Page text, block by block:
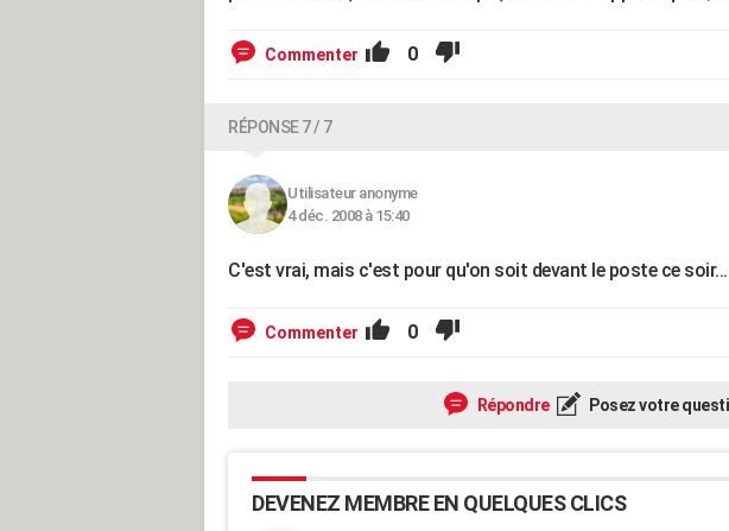
Commenter 0
RÉPONSE 7 / 7
Utilisateur anonyme
4 déc. 2008 à 15:40
C'est vrai, mais c'est pour qu'on soit devant le poste ce soir...
Commenter 0
Répondre Posez votre
DEVENEZ MEMBRE EN QUELQUES CLICS